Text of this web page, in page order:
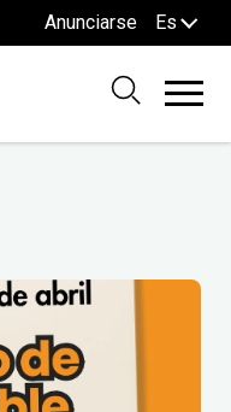
Anunciarse Es